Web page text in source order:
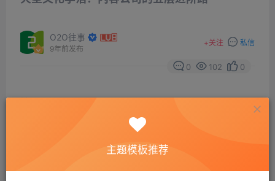
O2O往事
9年前发布
+关注 私信
0 102 0
浩提出海陆空全渠道传播策略，包括轰炸式传播策略，全
主题模板推荐